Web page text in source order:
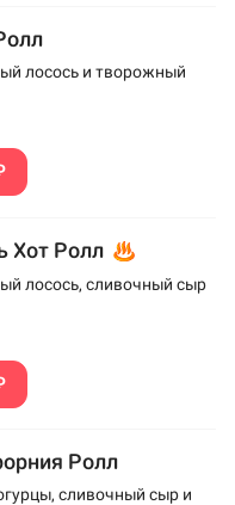
лосось и творожный
Хот Ролл
лосось, сливочный сыр
Ролл
сливочный сыр и